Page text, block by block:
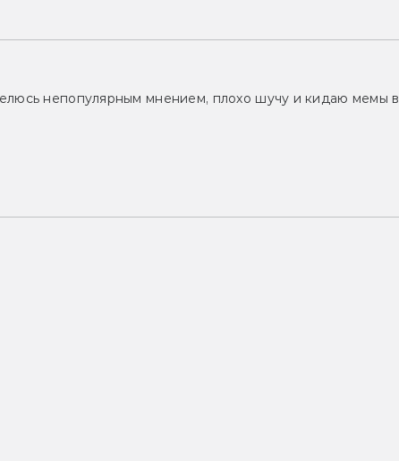
непопулярным мнением, плохо шучу и кидаю мемы в